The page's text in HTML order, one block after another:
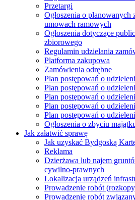
Przetargi
Ogłoszenia o planowanych
umowach ramowych
Ogłoszenia dotyczące
zbiorowego
Regulamin udzielania
Platforma zakupowa
Zamówienia odrębne
Plan postępowań o
Plan postępowań o
Plan postępowań o
Plan postępowań o
Plan postępowań o
Ogłoszenia o zbyciu
Jak załatwić sprawę
Jak uzyskać Bydgoską
Reklama
Dzierżawa lub najem
cywilno-prawnych
Lokalizacja urządzeń
Prowadzenie robót
Prowadzenie robót